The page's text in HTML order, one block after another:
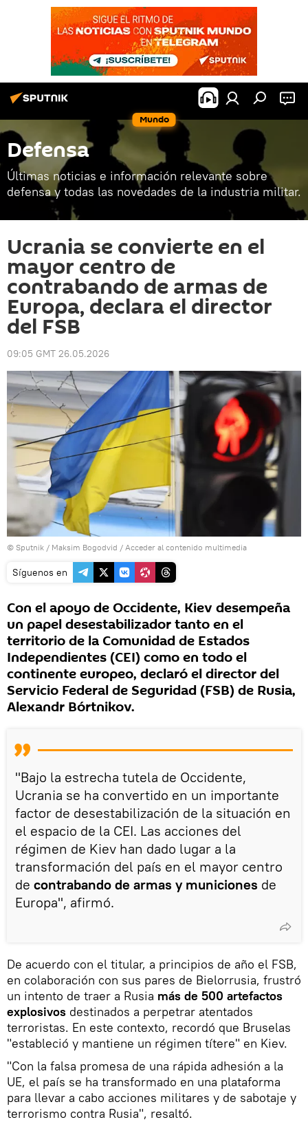
Mundo
Defensa
Últimas noticias e información relevante sobre
defensa y todas las novedades de la industria militar.
Ucrania se convierte en el
mayor centro de
contrabando de armas de
Europa, declara el director
del FSB
09:05 GMT 26.05.2026
© Sputnik / Maksim Bogodvid / Acceder al contenido multimedia
Síguenos en
Con el apoyo de Occidente, Kiev desempeña
un papel desestabilizador tanto en el
territorio de la Comunidad de Estados
Independientes (CEI) como en todo el
continente europeo, declaró el director del
Servicio Federal de Seguridad (FSB) de Rusia,
Alexandr Bórtnikov.
"Bajo la estrecha tutela de Occidente,
Ucrania se ha convertido en un importante
factor de desestabilización de la situación en
el espacio de la CEI. Las acciones del
régimen de Kiev han dado lugar a la
transformación del país en el mayor centro
de contrabando de armas y municiones de
Europa", afirmó.
De acuerdo con el titular, a principios de año el FSB,
en colaboración con sus pares de Bielorrusia, frustró
un intento de traer a Rusia más de 500 artefactos
explosivos destinados a perpetrar atentados
terroristas. En este contexto, recordó que Bruselas
"estableció y mantiene un régimen títere" en Kiev.
"Con la falsa promesa de una rápida adhesión a la
UE, el país se ha transformado en una plataforma
para llevar a cabo acciones militares y de sabotaje y
terrorismo contra Rusia", resaltó.